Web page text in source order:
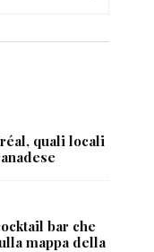
quali locali
bar che
mappa della